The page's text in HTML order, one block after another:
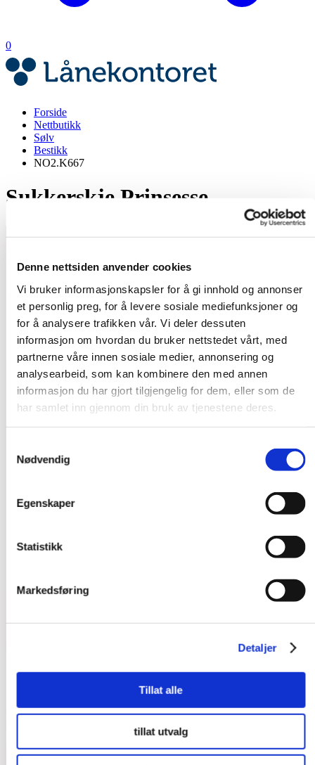
Denne nettsiden anvender cookies
Vi bruker informasjonskapsler for å gi innhold og annonser
et personlig preg, for å levere sosiale mediefunksjoner og
for å analysere trafikken vår. Vi deler dessuten
informasjon om hvordan du bruker nettstedet vårt, med
partnerne våre innen sosiale medier, annonsering og
analysearbeid, som kan kombinere den med annen
informasjon du har gjort tilgjengelig for dem, eller som de
har samlet inn gjennom din bruk av tjenestene deres.
Nødvendig
Egenskaper
Statistikk
Markedsføring
Detaljer
Tillat alle
tillat utvalg
0
Forside
Nettbutikk
Sølv
Bestikk
NO2.K667
Sukkerskje Prinsesse